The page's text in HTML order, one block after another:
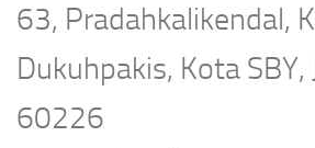
63, Pradahkalikendal,
Dukuhpakis, Kota
60226